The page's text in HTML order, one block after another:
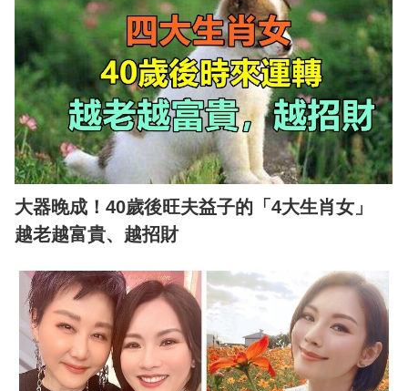
大器晚成！40歲後旺夫益子的「4大生肖女」
越老越富貴、越招財